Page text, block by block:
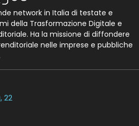
network in Italia di testate e
della Trasformazione Digitale e
Ha la missione di diffondere
nelle imprese e pubbliche
22